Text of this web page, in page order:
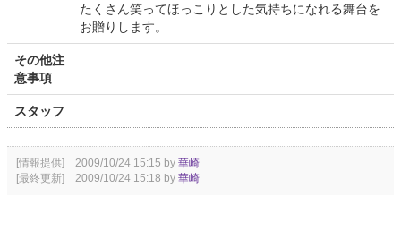
たくさん笑ってほっこりとした気持ちになれる舞台を
お贈りします。
その他注
意事項
スタッフ
[情報提供] 2009/10/24 15:15 by 華崎
[最終更新] 2009/10/24 15:18 by 華崎